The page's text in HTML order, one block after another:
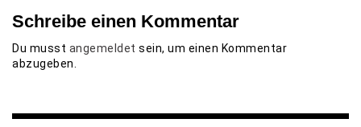
Schreibe einen Kommentar
Du musst angemeldet sein, um einen Kommentar
abzugeben.